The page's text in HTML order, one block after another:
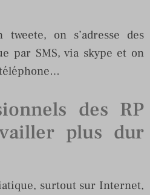
on s’adresse des
par SMS, via skype et on
des RP
plus dur
surtout sur Internet,